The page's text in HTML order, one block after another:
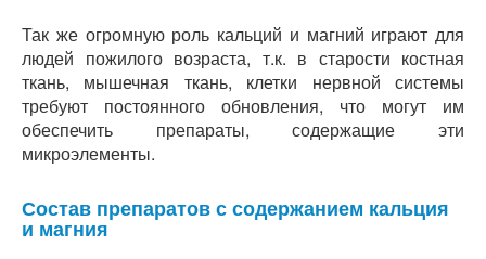
Так же огромную роль кальций и магний играют для
людей пожилого возраста, т.к. в старости костная
ткань, мышечная ткань, клетки нервной системы
требуют постоянного обновления, что могут им
обеспечить препараты, содержащие эти
микроэлементы.
Состав препаратов с содержанием кальция
и магния